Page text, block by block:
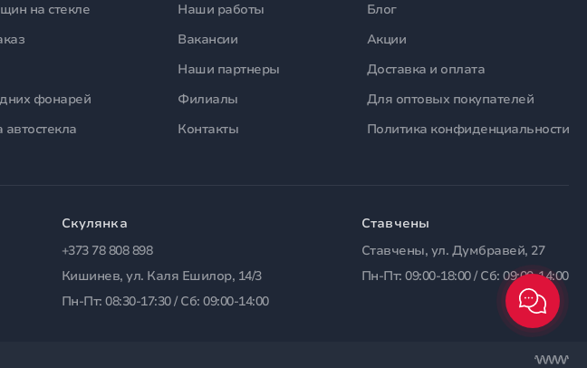
на стекле
фонарей
Наши работы
Вакансии
Наши партнеры
Филиалы
Контакты
Блог
Акции
Доставка и оплата
Для оптовых покупателей
Политика конфиденциальности
Скулянка
+373 78 808 898
Кишинев, ул. Каля Ешилор, 14/3
Пн-Пт: 08:30-17:30 / Сб: 09:00-14:00
Ставчены
Ставчены, ул. Думбравей, 27
Пн-Пт: 09:00-18:00 / Сб: 09:00-14:00